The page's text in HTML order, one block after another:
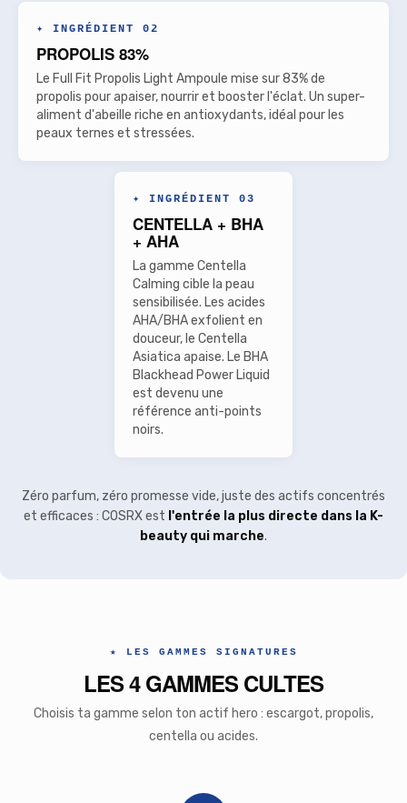
✦ INGRÉDIENT 02
PROPOLIS 83%
Le Full Fit Propolis Light Ampoule mise sur 83% de
propolis pour apaiser, nourrir et booster l'éclat. Un super-
aliment d'abeille riche en antioxydants, idéal pour les
peaux ternes et stressées.
✦ INGRÉDIENT 03
CENTELLA + BHA
+ AHA
La gamme Centella
Calming cible la peau
sensibilisée. Les acides
AHA/BHA exfolient en
douceur, le Centella
Asiatica apaise. Le BHA
Blackhead Power Liquid
est devenu une
référence anti-points
noirs.
Zéro parfum, zéro promesse vide, juste des actifs concentrés
et efficaces : COSRX est l'entrée la plus directe dans la K-
beauty qui marche.
★ LES GAMMES SIGNATURES
LES 4 GAMMES CULTES
Choisis ta gamme selon ton actif hero : escargot, propolis,
centella ou acides.